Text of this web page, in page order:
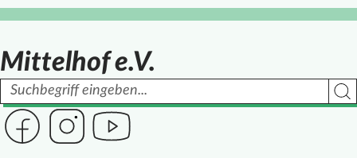
Mittelhof e.V.
Suchbegriff
Link zur Seite des Mittelhof auf Facebook
Link zur Seite des Mittelhof auf Instagram
Link zur Seite des Mittelhof auf Youtube